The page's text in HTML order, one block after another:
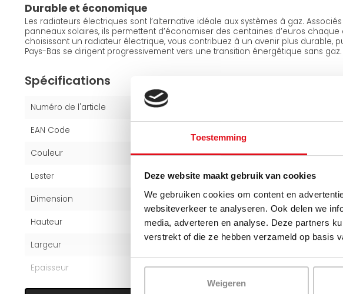
Toestemming
Deze website maakt gebruik van cookies
We gebruiken cookies om content en
websiteverkeer te analyseren. Ook delen we
media, adverteren en analyse. Deze partners
verstrekt of die ze hebben verzameld op basis
Weigeren
Durable et économique
Les radiateurs électriques sont l’alternative idéale aux systèmes à gaz.
panneaux solaires, ils permettent d’économiser des centaines d’euros chaque
choisissant un radiateur électrique, vous contribuez à un avenir plus durable,
Pays-Bas se dirigent progressivement vers une transition énergétique sans gaz.
Spécifications
Numéro de l'article
EAN Code
Couleur Blanc (RAL 9016)
Lester 19 kg
Dimension 164x40 cm
Hauteur 164 cm
Largeur
Epaisseur 3 cm